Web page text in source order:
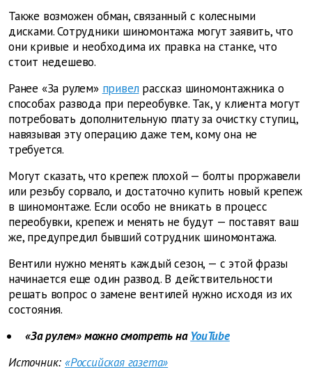
Также возможен обман, связанный с колесными
дисками. Сотрудники шиномонтажа могут заявить, что
они кривые и необходима их правка на станке, что
стоит недешево.
Ранее «За рулем» привелрассказ шиномонтажника о
способах развода при переобувке. Так, у клиента могут
потребовать дополнительную плату за очистку ступиц,
навязывая эту операцию даже тем, кому она не
требуется.
Могут сказать, что крепеж плохой — болты проржавели
или резьбу сорвало, и достаточно купить новый крепеж
в шиномонтаже. Если особо не вникать в процесс
переобувки, крепеж и менять не будут — поставят ваш
же, предупредил бывший сотрудник шиномонтажа.
Вентили нужно менять каждый сезон, — с этой фразы
начинается еще один развод. В действительности
решать вопрос о замене вентилей нужно исходя из их
состояния.
«За рулем» можно смотреть на YouTube
Источник: «Российская газета»